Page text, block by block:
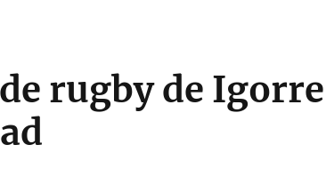
rugby de Igorre